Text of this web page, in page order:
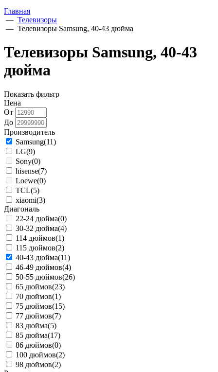
Главная
— Телевизоры
— Телевизоры Samsung, 40-43 дюйма
Телевизоры Samsung, 40-43
дюйма
Показать фильтр
Цена
От
До
Производитель
Samsung(11)
LG(9)
Sony(0)
hisense(7)
Loewe(0)
TCL(5)
xiaomi(3)
Диагональ
22-24 дюйма(0)
30-32 дюйма(4)
114 дюймов(1)
115 дюймов(2)
40-43 дюйма(11)
46-49 дюймов(4)
50-55 дюймов(26)
65 дюймов(23)
70 дюймов(1)
75 дюймов(15)
77 дюймов(7)
83 дюйма(5)
85 дюйма(17)
86 дюймов(0)
100 дюймов(2)
98 дюймов(2)